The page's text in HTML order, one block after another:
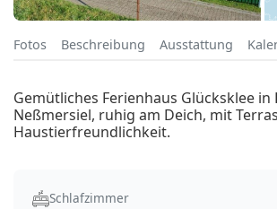
Fotos Beschreibung Ausstattung
Gemütliches Ferienhaus Glücksklee
Neßmersiel, ruhig am Deich, mit
Haustierfreundlichkeit.
Schlafzimmer